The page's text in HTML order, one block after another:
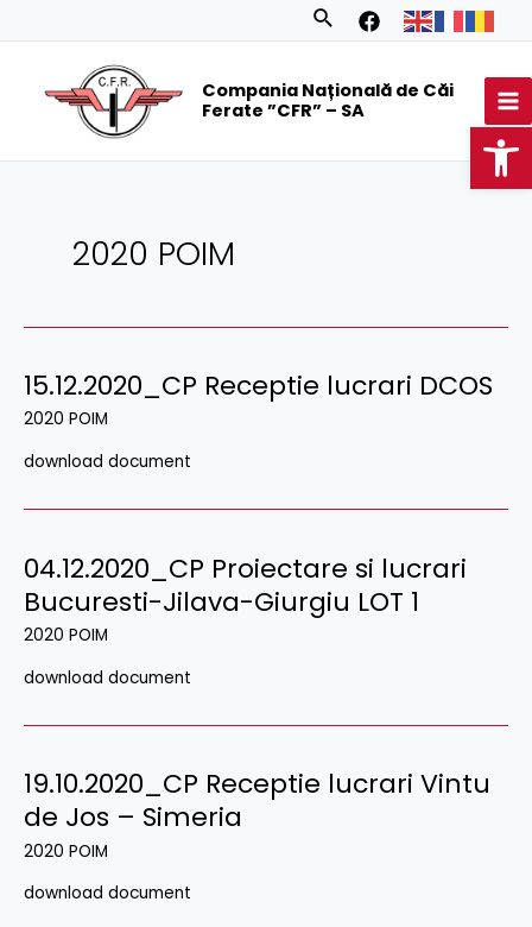
Search
Compania Națională de Căi
Ferate ”CFR” – SA
2020 POIM
15.12.2020_CP Receptie lucrari DCOS
2020 POIM
download document
04.12.2020_CP Proiectare si lucrari
Bucuresti-Jilava-Giurgiu LOT 1
2020 POIM
download document
19.10.2020_CP Receptie lucrari Vintu
de Jos – Simeria
2020 POIM
download document